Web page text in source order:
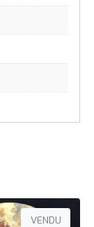
VENDU